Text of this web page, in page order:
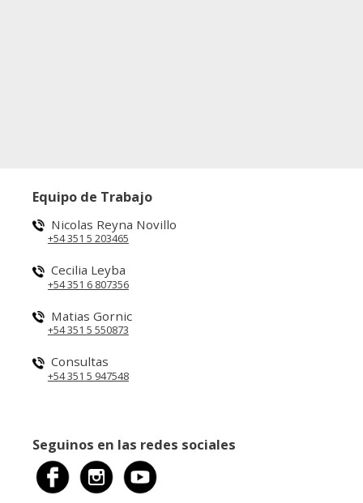
Equipo de Trabajo
Nicolas Reyna Novillo
+54 351 5 203465
Cecilia Leyba
+54 351 6 807356
Matias Gornic
+54 351 5 550873
Consultas
+54 351 5 947548
Seguinos en las redes sociales